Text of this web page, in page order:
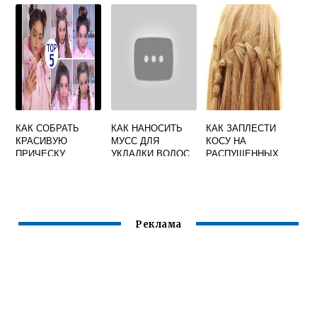
КАК СОБРАТЬ
КРАСИВУЮ
ПРИЧЕСКУ
КАК НАНОСИТЬ
МУСС ДЛЯ
УКЛАДКИ ВОЛОС
КАК ЗАПЛЕСТИ
КОСУ НА
РАСПУЩЕННЫХ
Реклама